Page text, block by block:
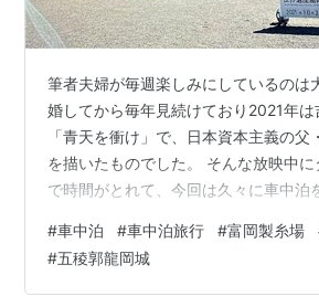
筆者夫婦が毎週楽しみにしているのは
婚してから毎年見続けており2021年
「青天を衝け」で、日本資本主義の父
を描いたものでした。 そんな放映中
で時間がとれて、今回は久々に車中泊
佐久南」で車中泊をしよう！ 一年ぶり
GO！ 道の駅「ヘルシーテラス佐久南
ベアーズロック「8㎝厚インフレータ
#車中泊 #車中泊旅行 #富岡製糸場
#五稜郭龍岡城